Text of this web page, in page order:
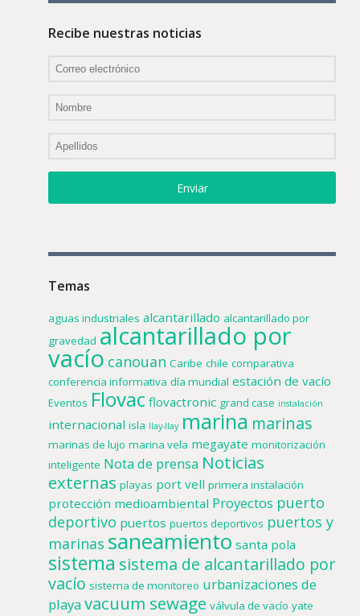
Recibe nuestras noticias
Enviar
Temas
aguas industriales alcantarillado alcantarillado por
gravedad alcantarillado por
vacío canouan Caribe chile comparativa
conferencia informativa día mundial estación de vacío
Eventos Flovac flovactronic grand case instalación
internacional isla llay-llay marina marinas
marinas de lujo marina vela megayate monitorización
inteligente Nota de prensa Noticias
externas playas port vell primera instalación
protección medioambiental Proyectos puerto
deportivo puertos puertos deportivos puertos y
marinas saneamiento santa pola
sistema sistema de alcantarillado por
vacío sistema de monitoreo urbanizaciones de
playavacuum sewage válvula de vacío yate